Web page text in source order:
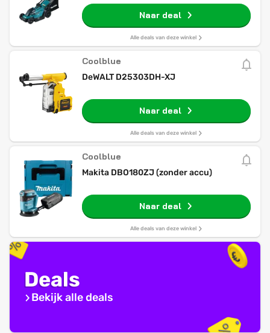
Naar deal
Alle deals van deze winkel
Coolblue
DeWALT D25303DH-XJ
Naar deal
Alle deals van deze winkel
Coolblue
Makita DBO180ZJ (zonder accu)
Naar deal
Alle deals van deze winkel
Deals
Bekijk alle deals